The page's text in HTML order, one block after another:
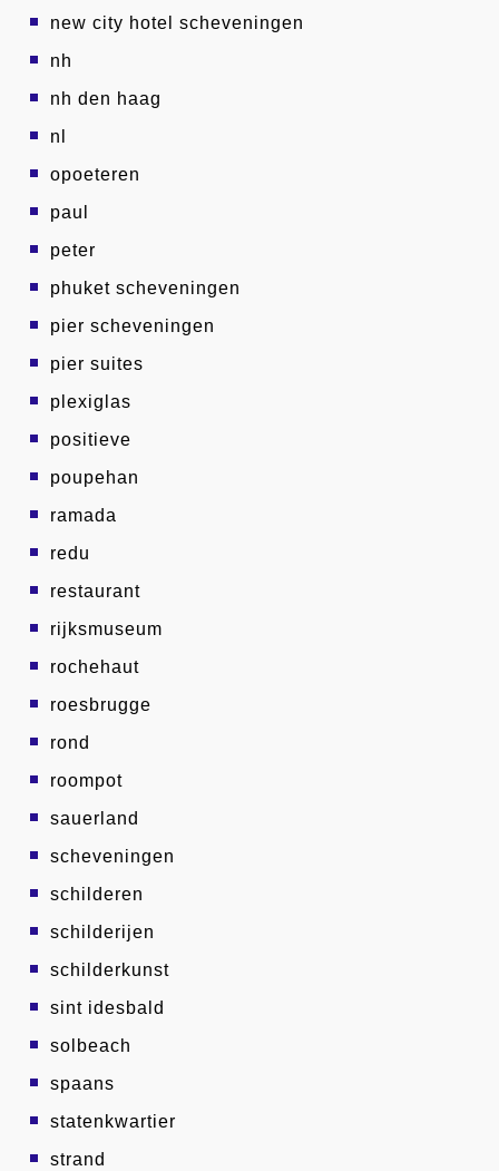
new city hotel scheveningen
nh
nh den haag
nl
opoeteren
paul
peter
phuket scheveningen
pier scheveningen
pier suites
plexiglas
positieve
poupehan
ramada
redu
restaurant
rijksmuseum
rochehaut
roesbrugge
rond
roompot
sauerland
scheveningen
schilderen
schilderijen
schilderkunst
sint idesbald
solbeach
spaans
statenkwartier
strand